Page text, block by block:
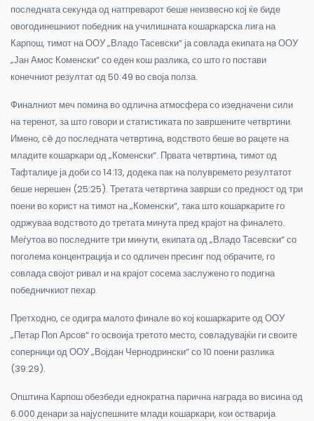
последната секунда од натпреварот беше неизвесно кој ќе биде
овогодинешниот победник на училишната кошаркарска лига на
Карпош, тимот на ООУ „Владо Тасевски“ ја совлада екипата на ООУ
„Јан Амос Коменски“ со еден кош разлика, со што го постави
конечниот резултат од 50:49 во своја полза.
Финалниот меч помина во одлична атмосфера со изедначени сили
на теренот, за што говори и статистиката по завршените четвртини.
Имено, сè до последната четвртина, водството беше во рацете на
младите кошаркари од „Коменски“. Првата четвртина, тимот од
Тафталиџе ја доби со 14:13, додека пак на полувремето резултатот
беше нерешен (25:25). Третата четвртина заврши со предност од три
поени во корист на тимот на „Коменски“, така што кошаркарите го
одржуваа водството до третата минута пред крајот на финалето.
Меѓутоа во последните три минути, екипата од „Владо Тасевски“ со
поголема концентрација и со одличен пресинг под обрачите, го
совлада својот ривал и на крајот сосема заслужено го подигна
победничкиот пехар.
Претходно, се одигра малото финале во кој кошаркарите од ООУ
„Петар Поп Арсов“ го освоија третото место, совладувајќи ги своите
соперници од ООУ „Војдан Чернодрински“ со 10 поени разлика
(39:29).
Општина Карпош обезбеди еднократна парична награда во висина од
6.000 денари за најуспешните млади кошаркари, кои остварија